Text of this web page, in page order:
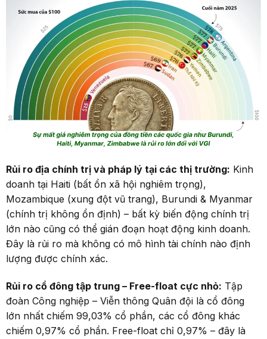
Rủi ro địa chính trị và pháp lý tại các thị trường: Kinh
doanh tại Haiti (bất ổn xã hội nghiêm trọng),
Mozambique (xung đột vũ trang), Burundi & Myanmar
(chính trị không ổn định) – bất kỳ biến động chính trị
lớn nào cũng có thể gián đoạn hoạt động kinh doanh.
Đây là rủi ro mà không có mô hình tài chính nào định
lượng được chính xác.
Rủi ro cổ đông tập trung –Free-float cực nhỏ: Tập
đoàn Công nghiệp – Viễn thông Quân đội là cổ đông
lớn nhất chiếm 99,03% cổ phần, các cổ đông khác
chiếm 0,97% cổ phần. Free-float chỉ 0,97% – đây là